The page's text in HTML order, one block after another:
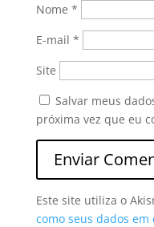
Nome *
E-mail *
Site
Salvar meus
próxima vez que eu
Este site utiliza o
como seus dados